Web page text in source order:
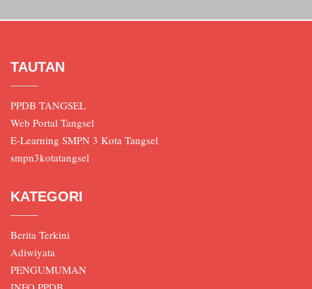
TAUTAN
PPDB TANGSEL
Web Portal Tangsel
E-Learning SMPN 3 Kota Tangsel
smpn3kotatangsel
KATEGORI
Berita Terkini
Adiwiyata
PENGUMUMAN